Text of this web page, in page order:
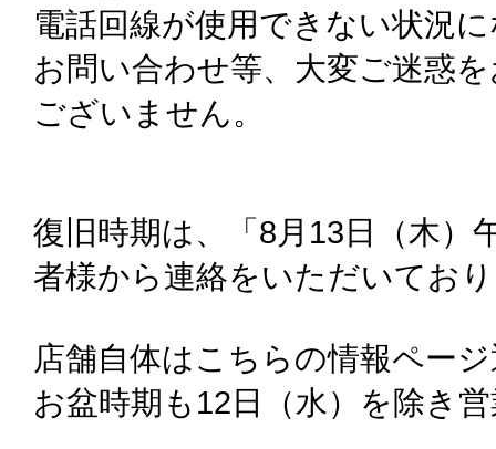
電話回線が使用できない状況
お問い合わせ等、大変ご迷惑
ございません。
復旧時期は、「8月13日（木）
者様から連絡をいただいてお
店舗自体はこちらの情報ペー
お盆時期も12日（水）を除き